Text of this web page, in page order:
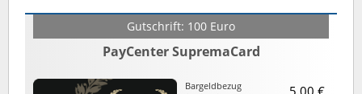
PayCenter SupremaCard
Gutschrift: 100 Euro
Bargeld­bezug